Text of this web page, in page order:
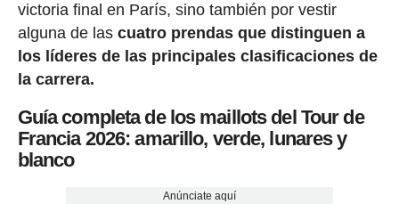
victoria final en París, sino también por vestir
alguna de las cuatro prendas que distinguen a
los líderes de las principales clasificaciones de
la carrera.
Guía completa de los maillots del Tour de
Francia 2026: amarillo, verde, lunares y
blanco
Anúnciate aquí